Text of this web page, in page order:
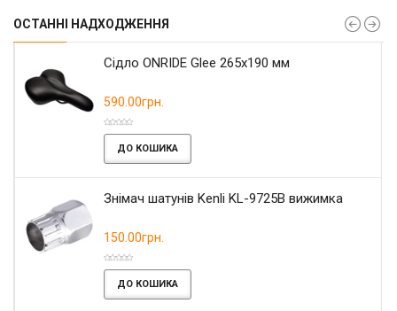
ОСТАННІ НАДХОДЖЕННЯ
Сідло ONRIDE Glee 265x190 мм
590.00грн.
ДО КОШИКА
Знімач шатунів Kenli KL-9725B вижимка
150.00грн.
ДО КОШИКА